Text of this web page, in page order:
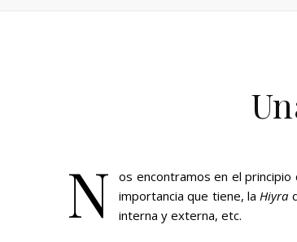
N os encontramos en el
importancia que tiene, laHiyra
interna y externa, etc.